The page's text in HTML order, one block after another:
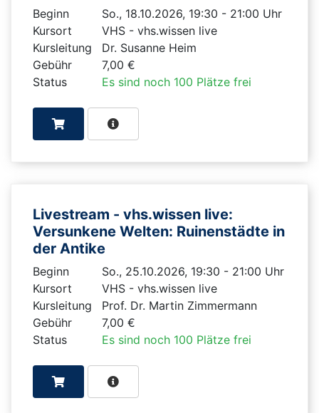
Beginn
So., 18.10.2026, 19:30 - 21:00 Uhr
Kursort
VHS - vhs.wissen live
Kursleitung
Dr. Susanne Heim
Gebühr
7,00 €
Status
Es sind noch 100 Plätze frei
Livestream - vhs.wissen live:
Versunkene Welten: Ruinenstädte in
der Antike
Beginn
So., 25.10.2026, 19:30 - 21:00 Uhr
Kursort
VHS - vhs.wissen live
Kursleitung
Prof. Dr. Martin Zimmermann
Gebühr
7,00 €
Status
Es sind noch 100 Plätze frei